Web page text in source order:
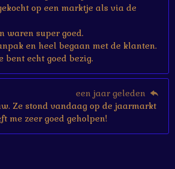
op een marktje als via de
waren super goed.
en heel begaan met de klanten.
bent echt goed bezig.
een jaar geleden
Ze stond vandaag op de jaarmarkt
me zeer goed geholpen!